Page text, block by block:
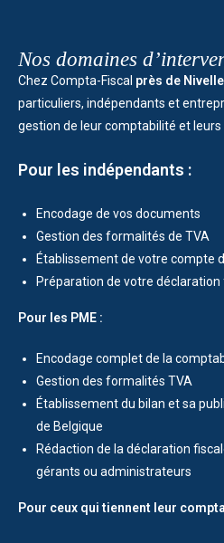
Nos domaines
Chez Compta-Fiscal près de
particuliers, indépendants et
gestion de leur comptabilité et leurs
Pour les indépendants :
Encodage de vos documents
Gestion des formalités de TVA
Établissement de votre compte
Préparation de votre
Pour les PME :
Encodage complet de la
Gestion des formalités TVA
Établissement du bilan et sa
de Belgique
Rédaction de la déclaration
gérants ou administrateurs
Pour ceux qui tiennent leur